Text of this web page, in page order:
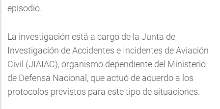
episodio.
La investigación está a cargo de la Junta de
Investigación de Accidentes e Incidentes de Aviación
Civil (JIAIAC), organismo dependiente del Ministerio
de Defensa Nacional, que actuó de acuerdo a los
protocolos previstos para este tipo de situaciones.